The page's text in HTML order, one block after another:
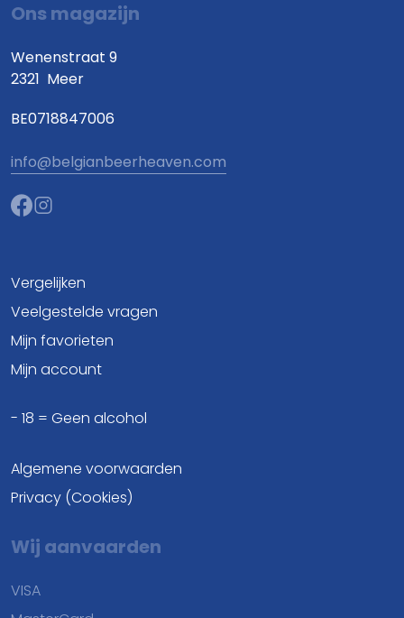
Ons magazijn
Wenenstraat 9
2321 Meer
BE0718847006
info@belgianbeerheaven.com
Vergelijken
Veelgestelde vragen
Mijn favorieten
Mijn account
- 18 = Geen alcohol
Algemene voorwaarden
Privacy (Cookies)
Wij aanvaarden
VISA